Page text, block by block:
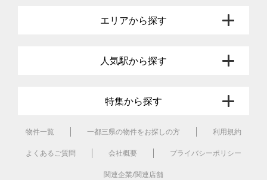
エリアから探す
人気駅から探す
特集から探す
物件一覧 一都三県の物件をお探しの方 利用規約
よくあるご質問 会社概要 プライバシーポリシー
関連企業/関連店舗